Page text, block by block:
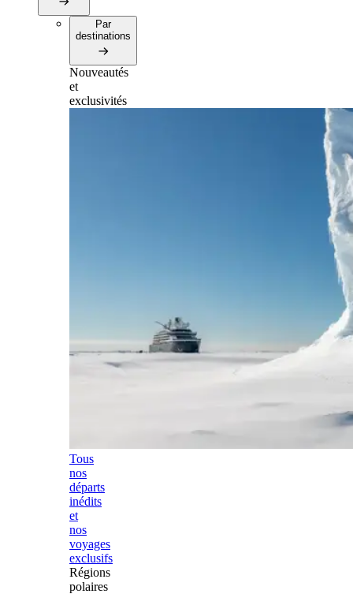
Par
destinations
Nouveautés
et
exclusivités
Tous
nos
départs
inédits
et
nos
voyages
exclusifs
Régions
polaires